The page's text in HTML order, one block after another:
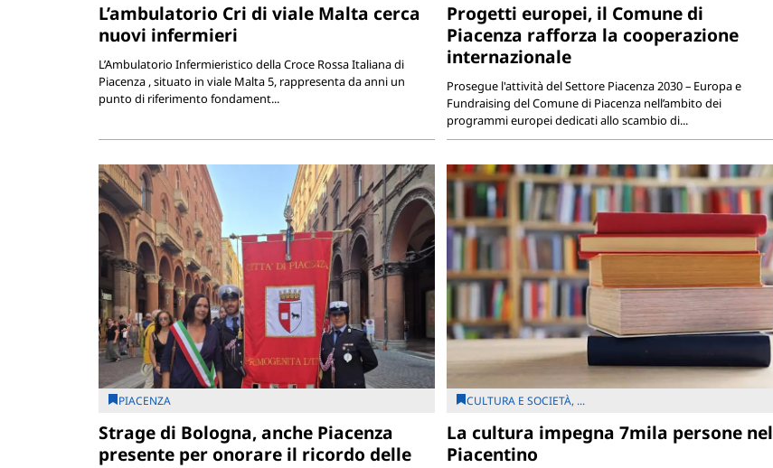
L’ambulatorio Cri di viale Malta cerca
nuovi infermieri
L’Ambulatorio Infermieristico della Croce Rossa Italiana di
Piacenza , situato in viale Malta 5, rappresenta da anni un
punto di riferimento fondament...
Progetti europei, il Comune di
Piacenza rafforza la cooperazione
internazionale
Prosegue l'attività del Settore Piacenza 2030 – Europa e
Fundraising del Comune di Piacenza nell’ambito dei
programmi europei dedicati allo scambio di...
PIACENZA
Strage di Bologna, anche Piacenza
presente per onorare il ricordo delle
CULTURA E SOCIETÀ, ...
La cultura impegna 7mila persone nel
Piacentino